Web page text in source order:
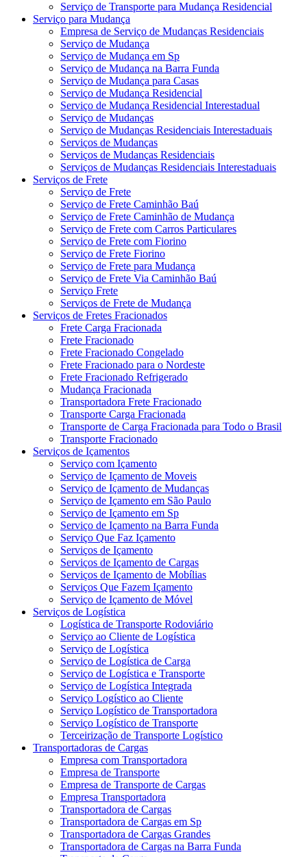
Serviço de Transporte para Mudança Residencial
Serviço para Mudança
Empresa de Serviço de Mudanças Residenciais
Serviço de Mudança
Serviço de Mudança em Sp
Serviço de Mudança na Barra Funda
Serviço de Mudança para Casas
Serviço de Mudança Residencial
Serviço de Mudança Residencial Interestadual
Serviço de Mudanças
Serviço de Mudanças Residenciais Interestaduais
Serviços de Mudanças
Serviços de Mudanças Residenciais
Serviços de Mudanças Residenciais Interestaduais
Serviços de Frete
Serviço de Frete
Serviço de Frete Caminhão Baú
Serviço de Frete Caminhão de Mudança
Serviço de Frete com Carros Particulares
Serviço de Frete com Fiorino
Serviço de Frete Fiorino
Serviço de Frete para Mudança
Serviço de Frete Via Caminhão Baú
Serviço Frete
Serviços de Frete de Mudança
Serviços de Fretes Fracionados
Frete Carga Fracionada
Frete Fracionado
Frete Fracionado Congelado
Frete Fracionado para o Nordeste
Frete Fracionado Refrigerado
Mudança Fracionada
Transportadora Frete Fracionado
Transporte Carga Fracionada
Transporte de Carga Fracionada para Todo o Brasil
Transporte Fracionado
Serviços de Içamentos
Serviço com Içamento
Serviço de Içamento de Moveis
Serviço de Içamento de Mudanças
Serviço de Içamento em São Paulo
Serviço de Içamento em Sp
Serviço de Içamento na Barra Funda
Serviço Que Faz Içamento
Serviços de Içamento
Serviços de Içamento de Cargas
Serviços de Içamento de Mobílias
Serviços Que Fazem Içamento
Serviço de Içamento de Móvel
Serviços de Logística
Logística de Transporte Rodoviário
Serviço ao Cliente de Logística
Serviço de Logística
Serviço de Logística de Carga
Serviço de Logística e Transporte
Serviço de Logística Integrada
Serviço Logístico ao Cliente
Serviço Logístico de Transportadora
Serviço Logístico de Transporte
Terceirização de Transporte Logístico
Transportadoras de Cargas
Empresa com Transportadora
Empresa de Transporte
Empresa de Transporte de Cargas
Empresa Transportadora
Transportadora de Cargas
Transportadora de Cargas em Sp
Transportadora de Cargas Grandes
Transportadora de Cargas na Barra Funda